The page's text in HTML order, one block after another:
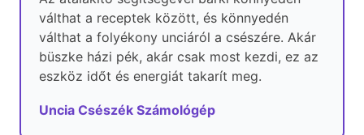
válthat a receptek között, és könnyedén
válthat a folyékony unciáról a csészére. Akár
büszke házi pék, akár csak most kezdi, ez az
eszköz időt és energiát takarít meg.
Uncia Csészék Számológép